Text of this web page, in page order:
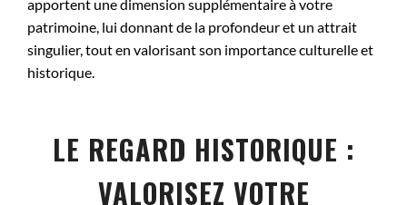
apportent une dimension supplémentaire à votre
patrimoine, lui donnant de la profondeur et un attrait
singulier, tout en valorisant son importance culturelle et
historique.
LE REGARD HISTORIQUE :
VALORISEZ VOTRE